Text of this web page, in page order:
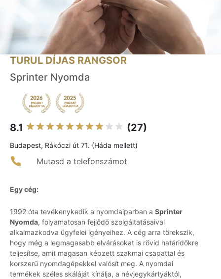
TURUL DÍJAS RANGSOR
Sprinter Nyomda
8.1 (27)
Budapest, Rákóczi út 71. (Háda mellett)
Mutasd a telefonszámot
Egy cég:
1992 óta tevékenykedik a nyomdaiparban a Sprinter
Nyomda, folyamatosan fejlődő szolgáltatásaival
alkalmazkodva ügyfelei igényeihez. A cég arra törekszik,
hogy még a legmagasabb elvárásokat is rövid határidőkre
teljesítse, amit magasan képzett szakmai csapattal és
korszerű nyomdagépekkel valósít meg. A nyomdai
termékek széles skáláját kínálja, a névjegykártyáktól,